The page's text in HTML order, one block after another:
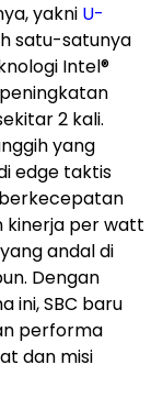
yakni U-
satu-satunya
Intel®
2 kali.
yang
edge taktis
kinerja per watt
andal di
Dengan
ini, SBC baru
performa
dan misi